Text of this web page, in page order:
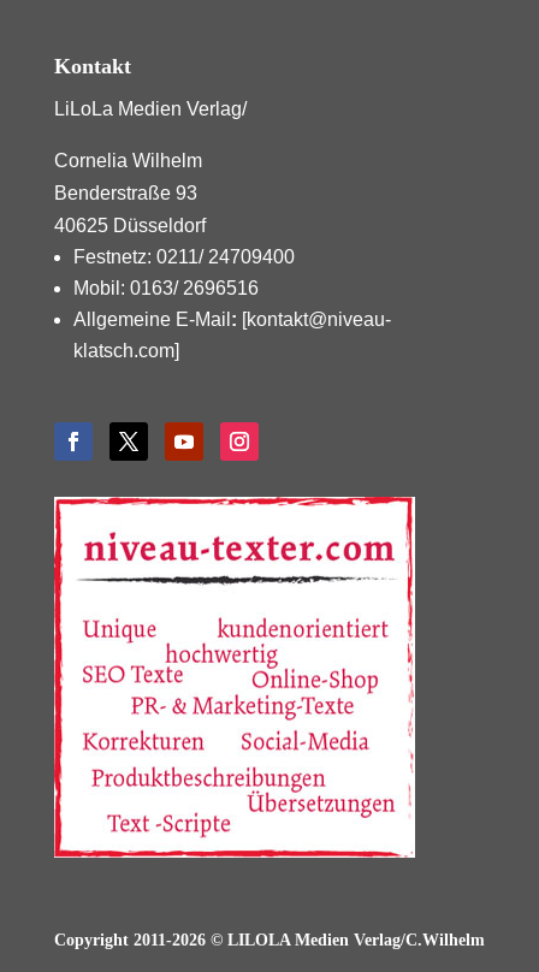
Kontakt
LiLoLa Medien Verlag/
Cornelia Wilhelm
Benderstraße 93
40625 Düsseldorf
Festnetz: 0211/ 24709400
Mobil: 0163/ 2696516
Allgemeine E-Mail : [kontakt@niveau-
klatsch.com]
Copyright 2011-2026 © LILOLA Medien Verlag/C.Wilhelm